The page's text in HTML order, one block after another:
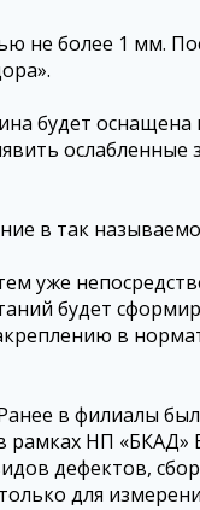
не более 1 мм.
будет оснащена
ослабленные
в так
уже
будет
в
в филиалы
рамках НП «БКАД»
дефектов, сбор
для